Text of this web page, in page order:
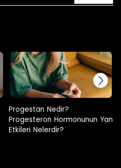
Hamilelikte Adet Görülür Mü?